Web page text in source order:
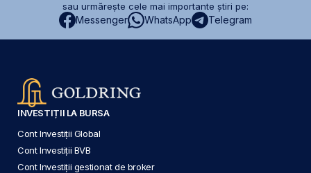
sau urmărește cele mai importante știri pe:
Messenger WhatsApp Telegram
INVESTIȚII LA BURSA
Cont Investiții Global
Cont Investiții BVB
Cont Investiții gestionat de broker